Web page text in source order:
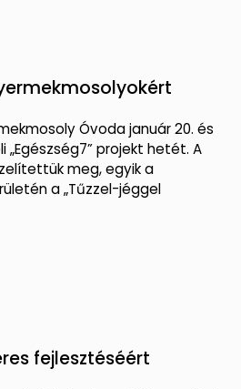
Óvoda január 20. és
projekt hetét. A
meg, egyik a
a „Tűzzel-jéggel
fejlesztéséért